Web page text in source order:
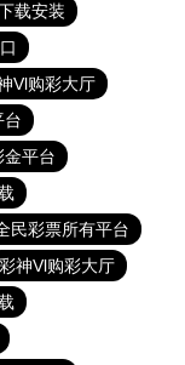
载安装
Vl购彩大厅
台
金平台
民彩票所有平台
彩神Vl购彩大厅